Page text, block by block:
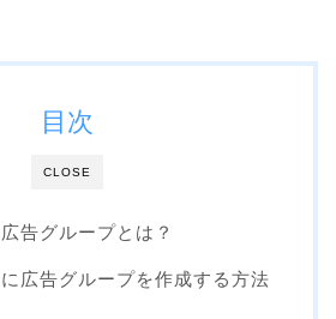
CLOSE
目次
告グループとは？
広告グループを作成する方法